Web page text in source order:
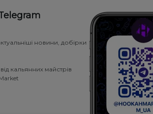
новини, добірки
кальянних майстрів